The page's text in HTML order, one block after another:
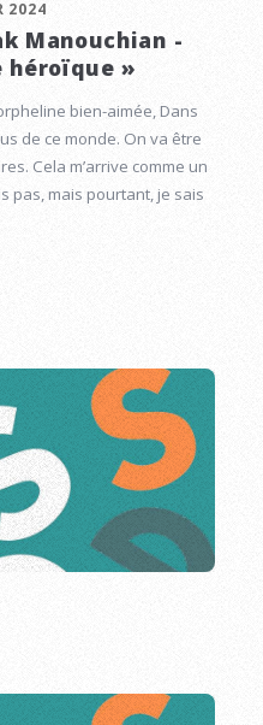
2024
Manouchian -
héroïque »
bien-aimée, Dans
de ce monde. On va être
Cela m’arrive comme un
pas, mais pourtant, je sais